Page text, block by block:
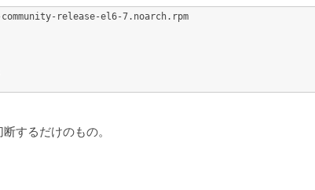
release-el6-7.noarch.rpm
するだけのもの。